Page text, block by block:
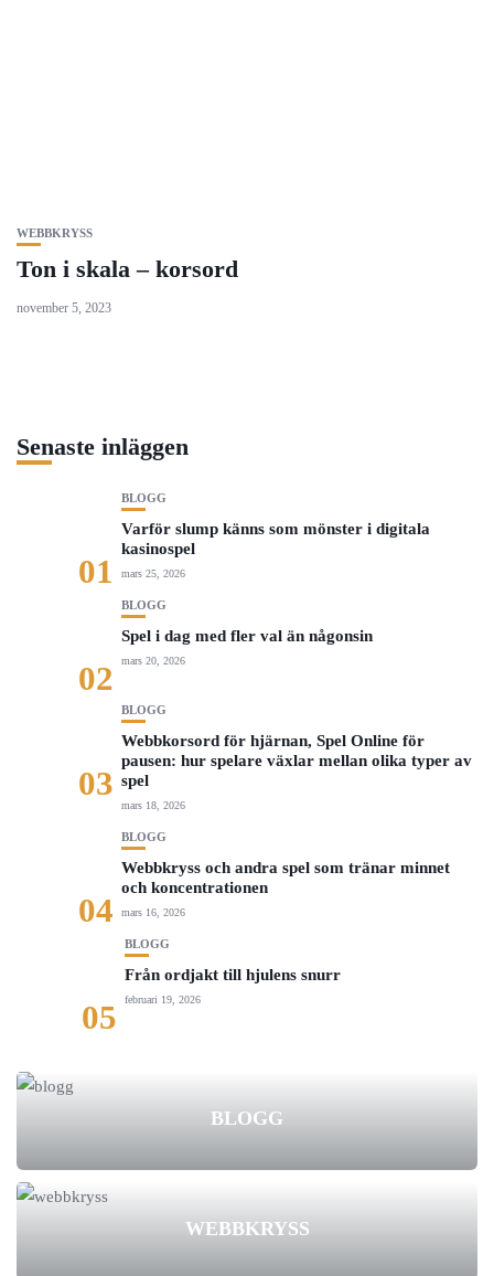
WEBBKRYSS
Ton i skala – korsord
november 5, 2023
Senaste inläggen
01
BLOGG
Varför slump känns som mönster i digitala
kasinospel
mars 25, 2026
02
BLOGG
Spel i dag med fler val än någonsin
mars 20, 2026
03
BLOGG
Webbkorsord för hjärnan, Spel Online för
pausen: hur spelare växlar mellan olika typer av
spel
mars 18, 2026
04
BLOGG
Webbkryss och andra spel som tränar minnet
och koncentrationen
mars 16, 2026
05
BLOGG
Från ordjakt till hjulens snurr
februari 19, 2026
BLOGG
WEBBKRYSS